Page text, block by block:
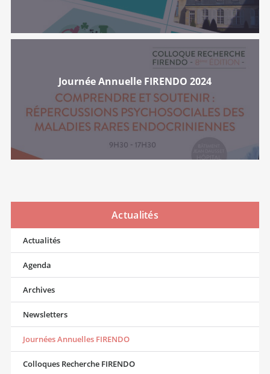
Journée Annuelle FIRENDO 2024
Actualités
Actualités
Agenda
Archives
Newsletters
Journées Annuelles FIRENDO
Colloques Recherche FIRENDO